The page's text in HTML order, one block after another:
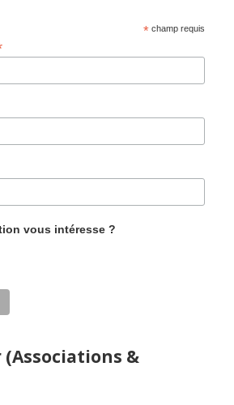
* champ requis
vous intéresse ?
(Associations &